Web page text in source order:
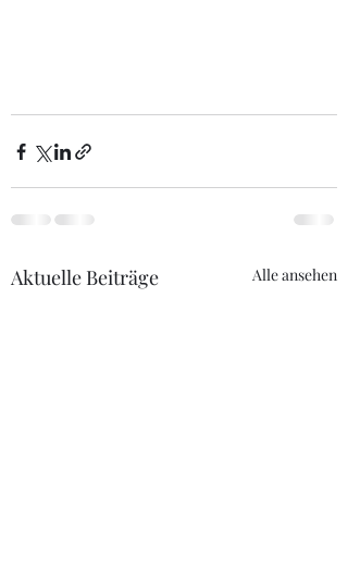
Aktuelle Beiträge Alle ansehen